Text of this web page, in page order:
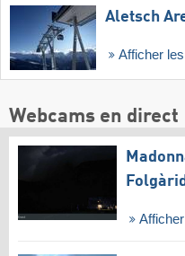
Aletsch
Afficher les
Webcams en direct
Afficher